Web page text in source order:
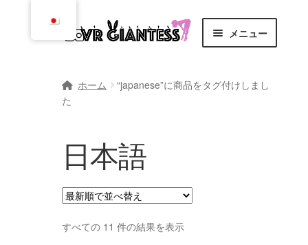
ビ
ー
シ
に
ス
ッ
ン
ン
ツ
キ
ッ
メニュー
カート
チェックアウト
漫画
ホーム
“japanese”に商品をタグ付けしまし
た
日本語
すべての 11 件の結果を表示最